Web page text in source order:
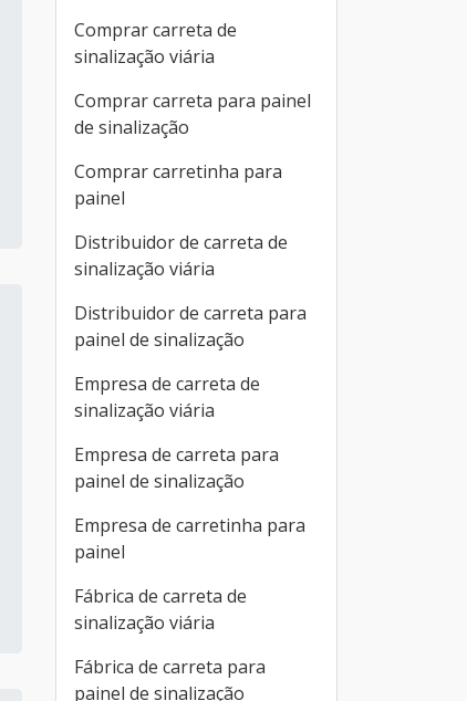
Comprar carreta de
sinalização viária
Comprar carreta para painel
de sinalização
Comprar carretinha para
painel
Distribuidor de carreta de
sinalização viária
Distribuidor de carreta para
painel de sinalização
Empresa de carreta de
sinalização viária
Empresa de carreta para
painel de sinalização
Empresa de carretinha para
painel
Fábrica de carreta de
sinalização viária
Fábrica de carreta para
painel de sinalização